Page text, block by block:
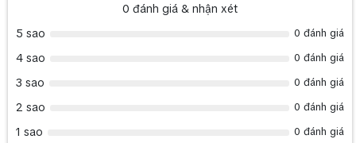
0 đánh giá & nhận xét
5 sao
0 đánh giá
4 sao 0 đánh giá
3 sao 0 đánh giá
2 sao 0 đánh giá
1 sao 0 đánh giá